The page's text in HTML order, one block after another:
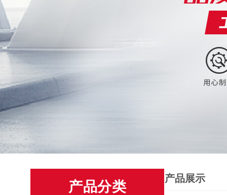
产品分类
产品展示